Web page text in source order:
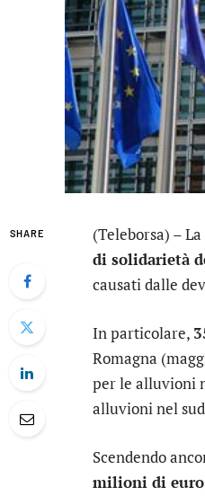
SHARE (Teleborsa) – La
di solidarietà
causati dalle
In particolare,
Romagna
per le alluvioni
alluvioni nel
Scendendo
milioni di euro